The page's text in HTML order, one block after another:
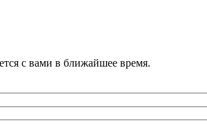
с вами в ближайшее время.